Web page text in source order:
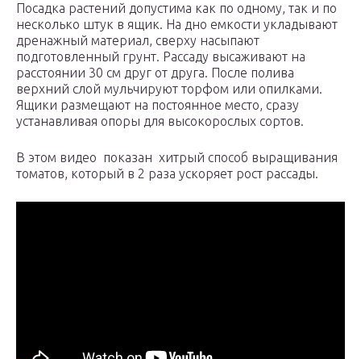
Посадка растений допустима как по одному, так и по
несколько штук в ящик. На дно емкости укладывают
дренажный материал, сверху насыпают
подготовленный грунт. Рассаду высаживают на
расстоянии 30 см друг от друга. После полива
верхний слой мульчируют торфом или опилками.
Ящики размещают на постоянное место, сразу
устанавливая опоры для высокорослых сортов.
В этом видео показан хитрый способ выращивания
томатов, который в 2 раза ускоряет рост рассады.